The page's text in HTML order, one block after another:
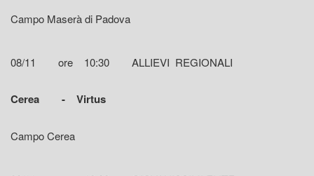
Campo Maserà di Padova
08/11 ore 10:30 ALLIEVI REGIONALI
Cerea - Virtus
Campo Cerea